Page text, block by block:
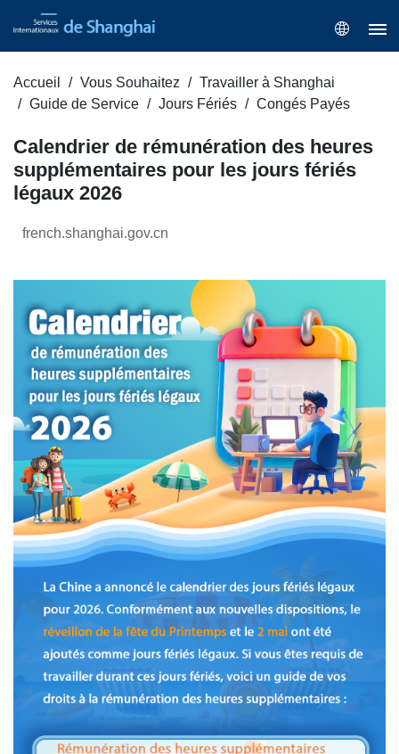
Accueil Vous Souhaitez
Travailler à Shanghai
Guide de Service
Jours Fériés Congés Payés
Calendrier de rémunération des heures
supplémentaires pour les jours fériés
légaux 2026
french.shanghai.gov.cn